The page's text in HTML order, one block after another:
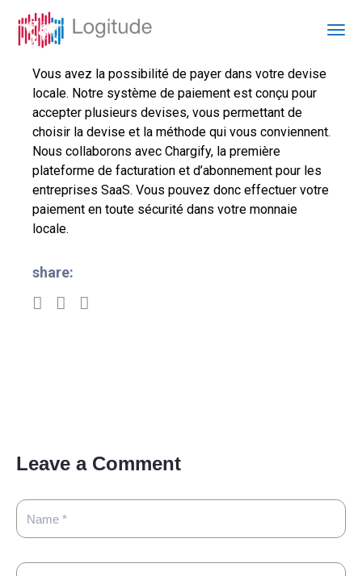
Vous avez la possibilité de payer dans votre devise
locale. Notre système de paiement est conçu pour
accepter plusieurs devises, vous permettant de
choisir la devise et la méthode qui vous conviennent.
Nous collaborons avec Chargify, la première
plateforme de facturation et d’abonnement pour les
entreprises SaaS. Vous pouvez donc effectuer votre
paiement en toute sécurité dans votre monnaie
locale.
share:
Leave a Comment